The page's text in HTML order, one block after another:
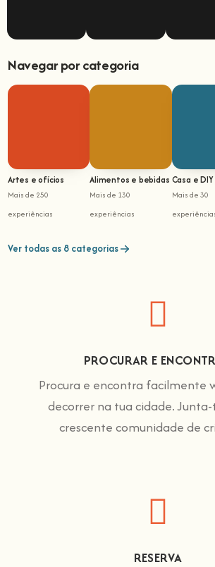
Navegar por categoria
Artes e ofícios
Mais de 250
experiências
Alimentos e bebidas
Mais de 130
experiências
Casa e DIY
Mais de 30
Ver todas as 8 categorias
PROCURAR E
Procura e encontra facilmente
decorrer na tua cidade.
crescente comunidade de
RESERVA